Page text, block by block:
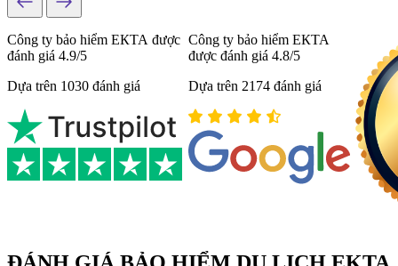
Công ty bảo hiểm ЕКТА được
đánh giá 4.9/5
Dựa trên 1030 đánh giá
Công ty bảo hiểm ЕКТА
được đánh giá 4.8/5
Dựa trên 2174 đánh giá